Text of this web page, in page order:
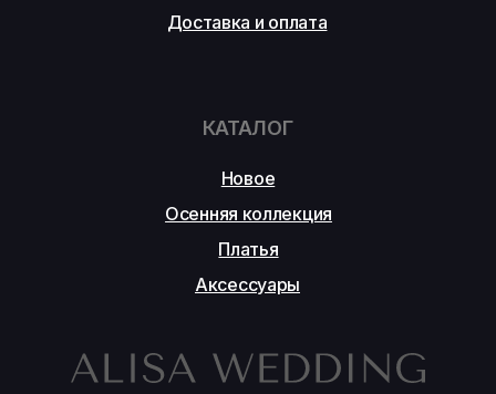
Новое
Осенняя коллекция
Платья
Аксессуары
КАТАЛОГ
Доставка и оплата